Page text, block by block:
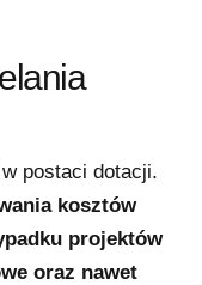
postaci dotacji.
kosztów
projektów
oraz nawet